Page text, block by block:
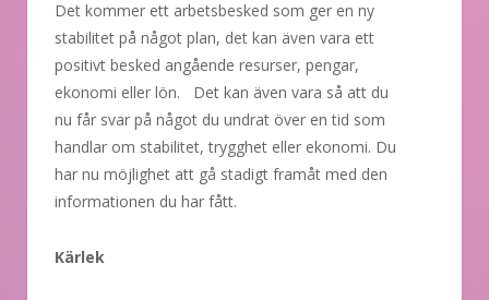
Det kommer ett arbetsbesked som ger en ny
stabilitet på något plan, det kan även vara ett
positivt besked angående resurser, pengar,
ekonomi eller lön. Det kan även vara så att du
nu får svar på något du undrat över en tid som
handlar om stabilitet, trygghet eller ekonomi. Du
har nu möjlighet att gå stadigt framåt med den
informationen du har fått.
Kärlek